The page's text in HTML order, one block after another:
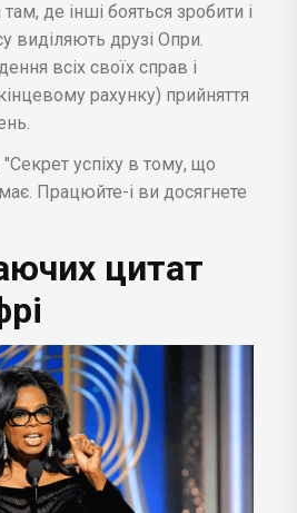
де інші бояться зробити і
виділяють друзі Опри.
всіх своїх справ і
рахунку) прийняття
успіху в тому, що
Працюйте-і ви досягнете
цитат